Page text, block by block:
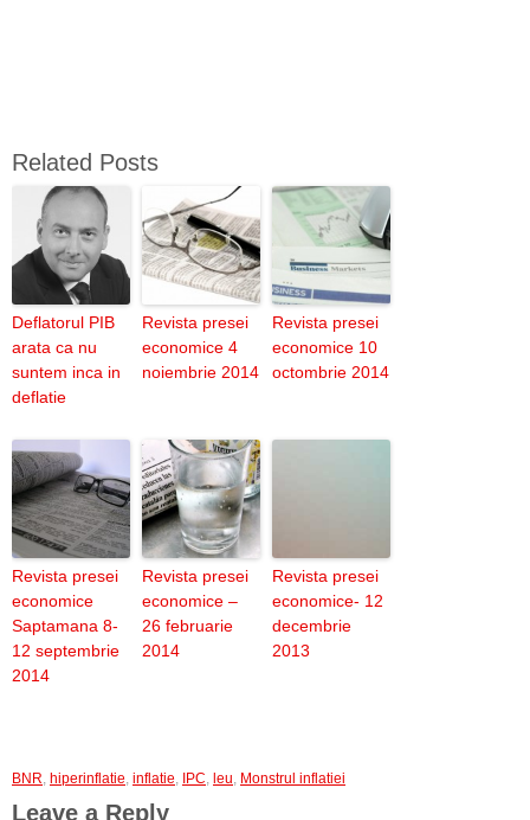
Related Posts
Deflatorul PIB
arata ca nu
suntem inca in
deflatie
Revista presei
economice 4
noiembrie 2014
Revista presei
economice 10
octombrie 2014
Revista presei
economice
Saptamana 8-
12 septembrie
2014
Revista presei
economice –
26 februarie
2014
Revista presei
economice- 12
decembrie
2013
BNR, hiperinflatie, inflatie, IPC, leu, Monstrul inflatiei
Leave a Reply